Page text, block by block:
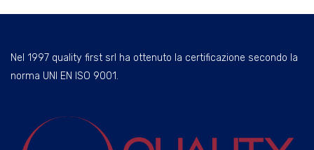
Nel 1997 quality first srl ha ottenuto la certificazione secondo la
norma UNI EN ISO 9001.